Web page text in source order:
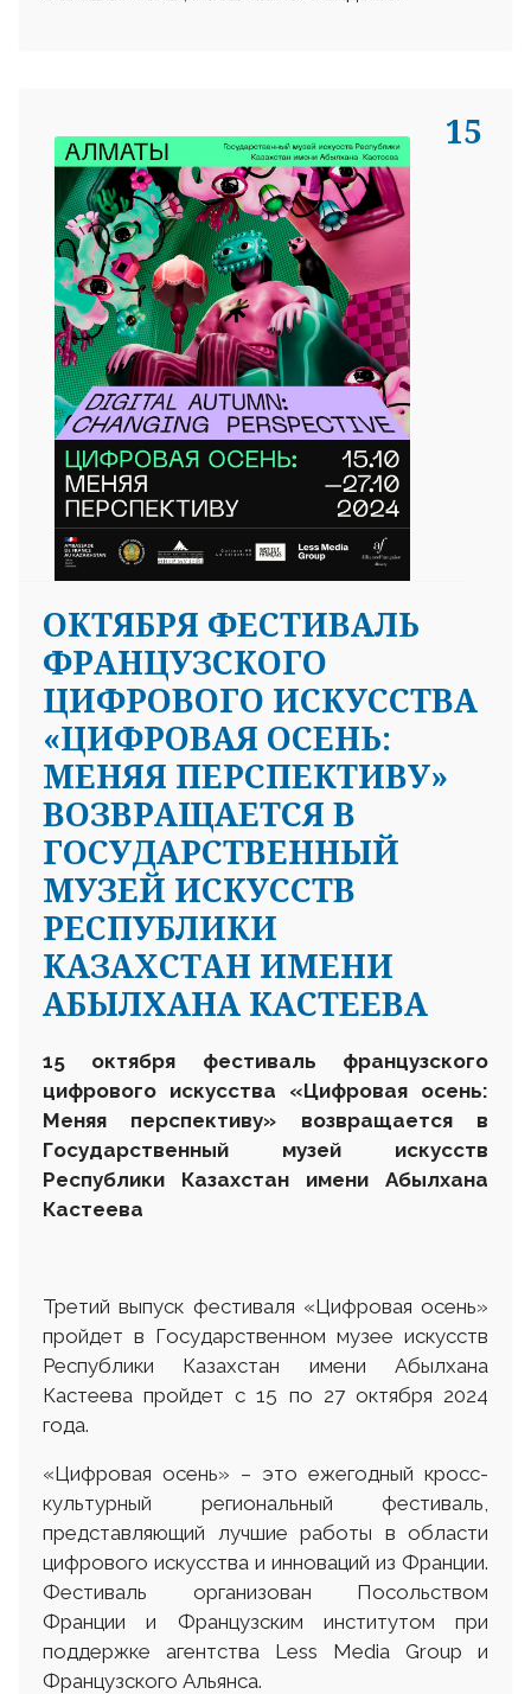
15
ОКТЯБРЯ ФЕСТИВАЛЬ
ФРАНЦУЗСКОГО
ЦИФРОВОГО ИСКУССТВА
«ЦИФРОВАЯ ОСЕНЬ:
МЕНЯЯ ПЕРСПЕКТИВУ»
ВОЗВРАЩАЕТСЯ В
ГОСУДАРСТВЕННЫЙ
МУЗЕЙ ИСКУССТВ
РЕСПУБЛИКИ
КАЗАХСТАН ИМЕНИ
АБЫЛХАНА КАСТЕЕВА
15 октября фестиваль французского
цифрового искусства «Цифровая осень:
Меняя перспективу» возвращается в
Государственный музей искусств
Республики Казахстан имени Абылхана
Кастеева
Третий выпуск фестиваля «Цифровая осень»
пройдет в Государственном музее искусств
Республики Казахстан имени Абылхана
Кастеева пройдет с 15 по 27 октября 2024
года.
«Цифровая осень» – это ежегодный кросс-
культурный региональный фестиваль,
представляющий лучшие работы в области
цифрового искусства и инноваций из Франции.
Фестиваль организован Посольством
Франции и Французским институтом при
поддержке агентства Less Media Group и
Французского Альянса.